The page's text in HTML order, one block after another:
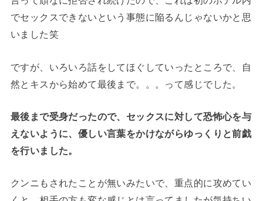
でセックスできないという事態に陥るんじゃないかと思
いました笑
ですが、いろいろ話をしてほぐしていったところで、自
然とキスから始めて最後まで。。。って感じでした。
最後まで受身だったので、セックスに対して恐怖心を与
えないように、優しい言葉をかけながらゆっくりと前戯
を行いました。
クンニもされたことが無いみたいで、重点的に攻めてい